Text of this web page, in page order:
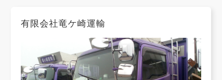
有限会社竜ケ崎運輸